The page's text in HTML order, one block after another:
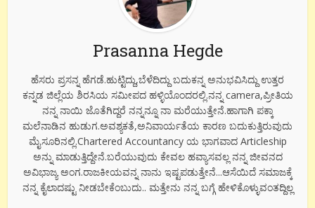
Prasanna Hegde
ಹೆಸರು ಪ್ರಸನ್ನ ಹೆಗಡೆ.ಹುಟ್ಟಿದ್ದು,ಬೆಳೆದಿದ್ದು ಬದುಕನ್ನ ಅನುಭವಿಸಿದ್ದು ಉತ್ತರ
ಕನ್ನಡ ಜಿಲ್ಲೆಯ ಶಿರಸಿಯ ಸಮೀಪದ ಹಳ್ಳಿಯೊಂದರಲ್ಲಿ.ನನ್ನ camera,ಪ್ರೀತಿಯ
ನನ್ನ ನಾಯಿ ಜೊತೆಗಿದ್ದರೆ ನನ್ನನ್ನೂ ನಾ ಮರೆಯುತ್ತೇನೆ.ಹಾಗಾಗಿ ಪಕ್ಕಾ
ಮಲೆನಾಡಿನ ಹುಡುಗ.ಅವಶ್ಯಕತೆ,ಅನಿವಾರ್ಯತೆಯ ಕಾರಣ ಬದುಕುತ್ತಿರುವುದು
ಮೈಸೂರಿನಲ್ಲಿ.Chartered Accountancy ಯ ಭಾಗವಾದ Articleship
ಅನ್ನು ಮಾಡುತ್ತಿದ್ದೇನೆ.ಬರೆಯುವುದು ಕೇವಲ ಹವ್ಯಾಸವಲ್ಲ ನನ್ನ ಜೀವನದ
ಅವಿಭಾಜ್ಯ ಅಂಗ.ರಾಜಕೀಯವನ್ನ ನಾನು ಇಷ್ಟಪಡುತ್ತೇನೆ...ಆಸೆಯಿದೆ ಸಮಾಜಕ್ಕೆ
ನನ್ನ ಕೈಲಾದಷ್ಟು ನೀಡಬೇಕೆಂಬುದು.. ಮತ್ತೇನು ನನ್ನ ಬಗ್ಗೆ ಹೇಳಿಕೊಳ್ಳುವಂತದ್ದಿಲ್ಲ